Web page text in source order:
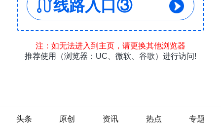
头条 原创 资讯 热点
专题